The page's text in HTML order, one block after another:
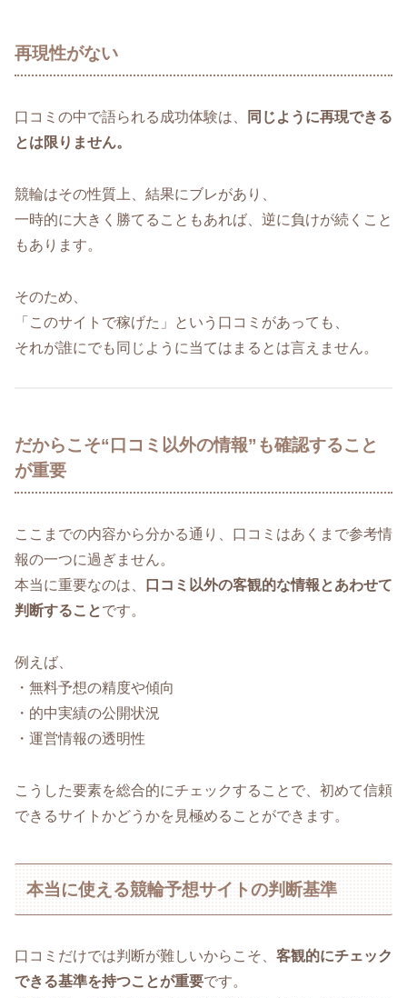
再現性がない
口コミの中で語られる成功体験は、
同じように再現できる
とは限りません。
競輪はその性質上、結果にブレがあり、
一時的に大きく勝てることもあれば、逆に負けが続くこと
もあります。
そのため、
「このサイトで稼げた」という口コミがあっても、
それが誰にでも同じように当てはまるとは言えません。
だからこそ“口コミ以外の情報”も確認すること
が重要
ここまでの内容から分かる通り、口コミはあくまで参考情
報の一つに過ぎません。
本当に重要なのは、
口コミ以外の客観的な情報とあわせて
判断することです。
例えば、
・無料予想の精度や傾向
・的中実績の公開状況
・運営情報の透明性
こうした要素を総合的にチェックすることで、初めて信頼
できるサイトかどうかを見極めることができます。
本当に使える競輪予想サイトの判断基準
口コミだけでは判断が難しいからこそ、 客観的にチェック
できる基準を持つことが重要です。